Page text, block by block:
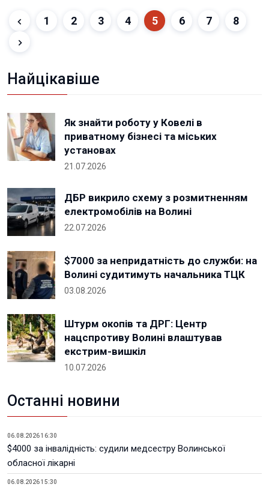
1 2 3 4 5 6 7 8
Найцікавіше
Як знайти роботу у Ковелі в
приватному бізнесі та міських
установах
21.07.2026
ДБР викрило схему з розмитненням
електромобілів на Волині
22.07.2026
$7000 за непридатність до служби: на
Волині судитимуть начальника ТЦК
03.08.2026
Штурм окопів та ДРГ: Центр
нацспротиву Волині влаштував
екстрим-вишкіл
10.07.2026
Останні новини
06.08.2026 16:30
$4000 за інвалідність: судили медсестру Волинської
обласної лікарні
06.08.2026 15:30